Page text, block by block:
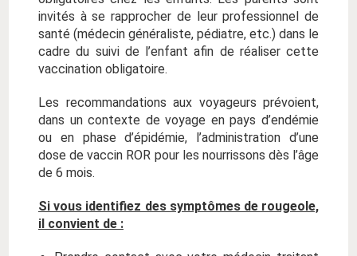
invités à se rapprocher de leur professionnel de
santé (médecin généraliste, pédiatre, etc.) dans le
cadre du suivi de l’enfant afin de réaliser cette
vaccination obligatoire.
Les recommandations aux voyageurs prévoient,
dans un contexte de voyage en pays d’endémie
ou en phase d’épidémie, l’administration d’une
dose de vaccin ROR pour les nourrissons dès l’âge
de 6 mois.
Si vous identifiez des symptômes de rougeole,
il convient de :